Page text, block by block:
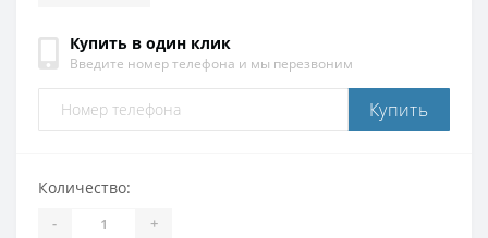
Купить в один клик
Введите номер телефона и мы перезвоним
Купить
Количество:
- +